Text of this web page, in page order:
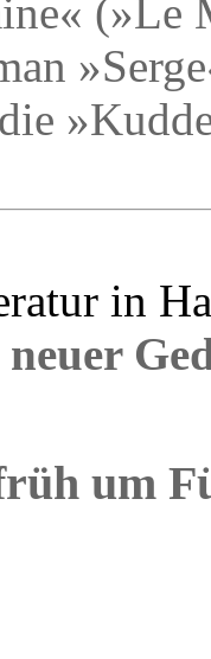
(»Le
in
um